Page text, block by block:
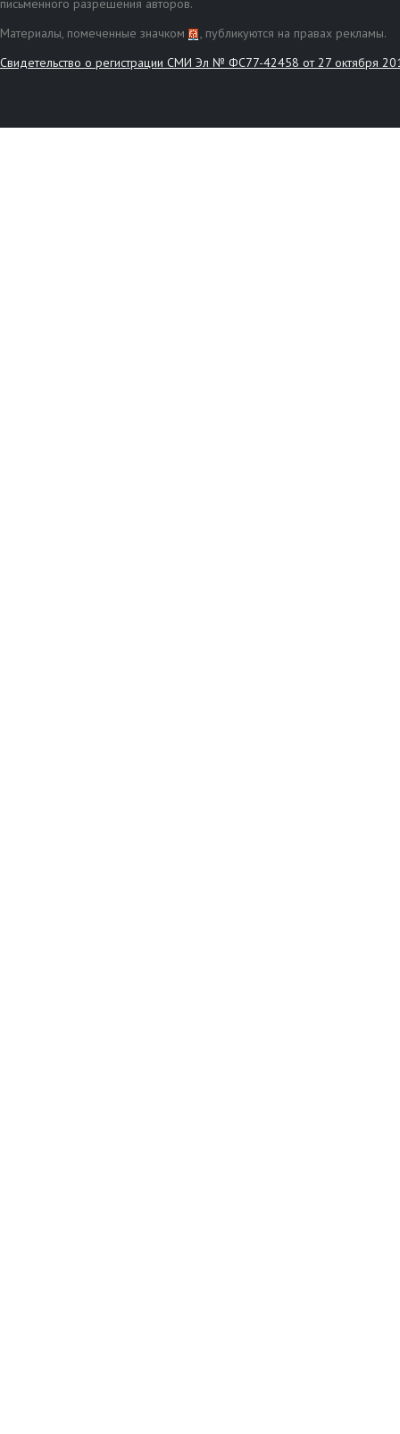
письменного разрешения авторов.
Материалы, помеченные значком
, публикуются на правах рекламы.
Свидетельство о регистрации СМИ Эл № ФС77-42458 от 27 октября